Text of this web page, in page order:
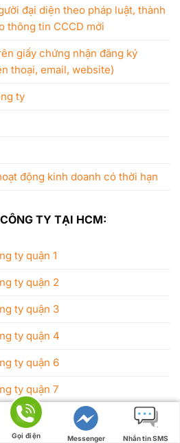
đại diện theo pháp luật, thành
thông tin CCCD mới
giấy chứng nhận đăng ký
thoại, email, website)
ty
động kinh doanh có thời hạn
TY TẠI HCM:
ty quận 1
ty quận 2
ty quận 3
ty quận 4
ty quận 6
ty quận 7
ty quận 9
Gọi điện Messenger Nhắn tin SMS